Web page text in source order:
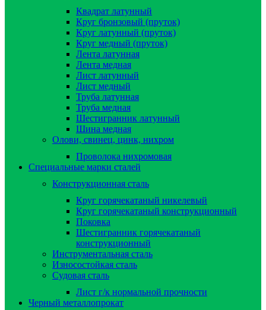
Квадрат латунный
Круг бронзовый (пруток)
Круг латунный (пруток)
Круг медный (пруток)
Лента латунная
Лента медная
Лист латунный
Лист медный
Труба латунная
Труба медная
Шестигранник латунный
Шина медная
Олови, свинец, цинк, нихром
Проволока нихромовая
Специальные марки сталей
Конструкционная сталь
Круг горячекатаный никелевый
Круг горячекатаный конструкционный
Поковка
Шестигранник горячекатаный
конструкционный
Инструментальная сталь
Износостойкая сталь
Судовая сталь
Лист г/к нормальной прочности
Черный металлопрокат